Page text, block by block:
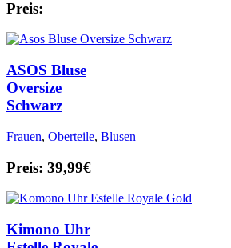
Preis:
ASOS Bluse
Oversize
Schwarz
Frauen, Oberteile, Blusen
Preis: 39,99€
Kimono Uhr